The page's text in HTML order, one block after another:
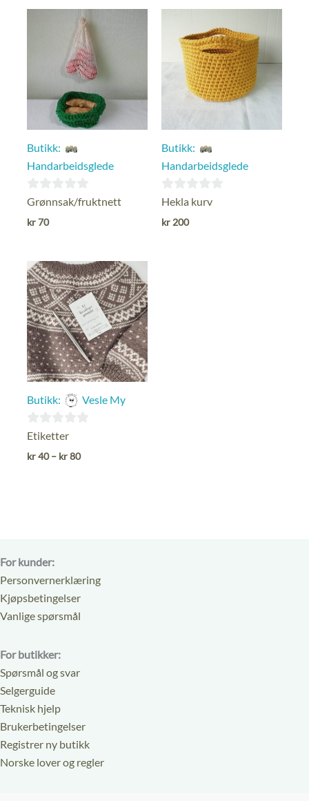
Butikk:
Handarbeidsglede
0
ut
Grønnsak/fruktnett
kr70
Butikk:
Handarbeidsglede
0
ut
Hekla kurv
kr 200
Butikk: Vesle My
0
ut
Etiketter
kr40 – kr80Prisområde:
For kunder:
Personvernerklæring
Kjøpsbetingelser
Vanlige spørsmål
For butikker:
Spørsmål og svar
Selgerguide
Teknisk hjelp
Brukerbetingelser
Registrer ny butikk
Norske lover og regler